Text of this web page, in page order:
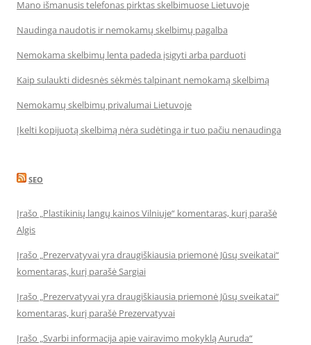
Mano išmanusis telefonas pirktas skelbimuose Lietuvoje
Naudinga naudotis ir nemokamų skelbimų pagalba
Nemokama skelbimų lenta padeda įsigyti arba parduoti
Kaip sulaukti didesnės sėkmės talpinant nemokamą skelbimą
Nemokamų skelbimų privalumai Lietuvoje
Įkelti kopijuotą skelbimą nėra sudėtinga ir tuo pačiu nenaudinga
SEO
Įrašo „Plastikinių langų kainos Vilniuje“ komentaras, kurį parašė
Algis
Įrašo „Prezervatyvai yra draugiškiausia priemonė Jūsų sveikatai“
komentaras, kurį parašė Sargiai
Įrašo „Prezervatyvai yra draugiškiausia priemonė Jūsų sveikatai“
komentaras, kurį parašė Prezervatyvai
Įrašo „Svarbi informacija apie vairavimo mokyklą Auruda“